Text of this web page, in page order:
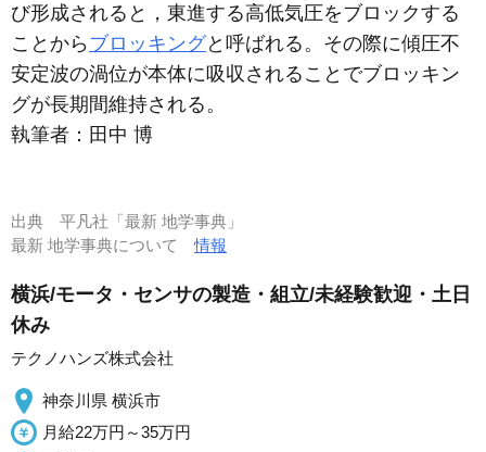
び形成されると，東進する高低気圧をブロックする
ことから ブロッキングと呼ばれる。その際に傾圧不
安定波の渦位が本体に吸収されることでブロッキン
グが長期間維持される。
執筆者： 田中 博
出典 平凡社「最新 地学事典」
最新 地学事典について情報
横浜/モータ・センサの製造・組立/未経験歓迎・土日
休み
テクノハンズ株式会社
神奈川県 横浜市
月給22万円～35万円